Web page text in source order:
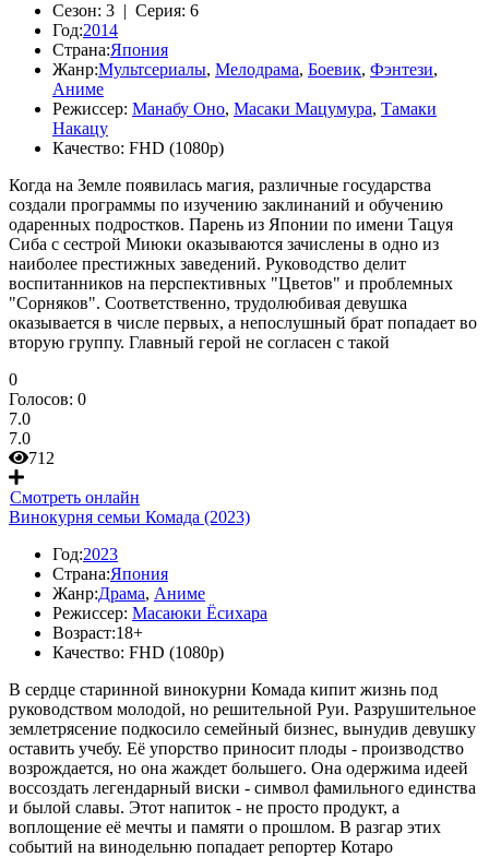
Сезон: 3 | Серия: 6
Год:2014
Страна:Япония
Жанр:Мультсериалы, Мелодрама, Боевик, Фэнтези,
Аниме
Режиссер: Манабу Оно, Масаки Мацумура, Тамаки
Накацу
Качество: FHD (1080p)
Когда на Земле появилась магия, различные государства
создали программы по изучению заклинаний и обучению
одаренных подростков. Парень из Японии по имени Тацуя
Сиба с сестрой Миюки оказываются зачислены в одно из
наиболее престижных заведений. Руководство делит
воспитанников на перспективных "Цветов" и проблемных
"Сорняков". Соответственно, трудолюбивая девушка
оказывается в числе первых, а непослушный брат попадает во
вторую группу. Главный герой не согласен с такой
0
Голосов: 0
7.0
7.0
712
Смотреть онлайн
Винокурня семьи Комада (2023)
Год:2023
Страна:Япония
Жанр:Драма, Аниме
Режиссер: Масаюки Ёсихара
Возраст:18+
Качество: FHD (1080p)
В сердце старинной винокурни Комада кипит жизнь под
руководством молодой, но решительной Руи. Разрушительное
землетрясение подкосило семейный бизнес, вынудив девушку
оставить учебу. Её упорство приносит плоды - производство
возрождается, но она жаждет большего. Она одержима идеей
воссоздать легендарный виски - символ фамильного единства
и былой славы. Этот напиток - не просто продукт, а
воплощение её мечты и памяти о прошлом. В разгар этих
событий на винодельню попадает репортер Котаро